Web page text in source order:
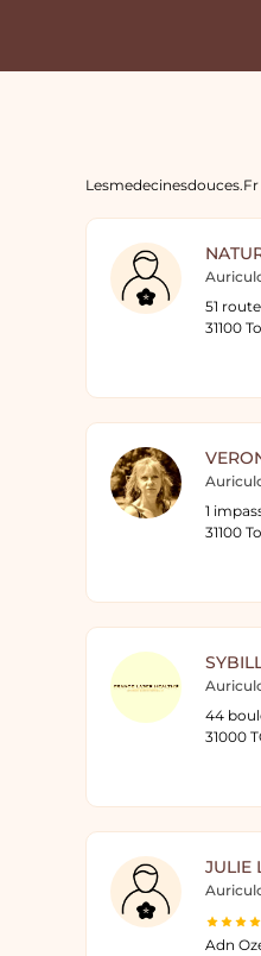
Lesmedecinesdouces.fr
51
31100
1
31100
44
31000
JULIE
Adn